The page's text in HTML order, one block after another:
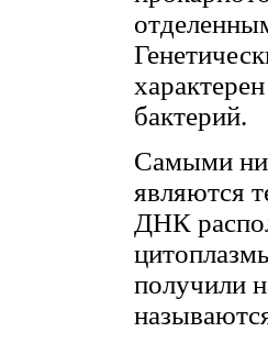
бактерий.
Самыми
являются
ДНК
получили